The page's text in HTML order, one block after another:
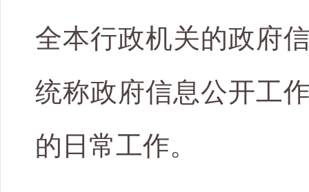
全本行政机关的政府
统称政府信息公开工
的日常工作。